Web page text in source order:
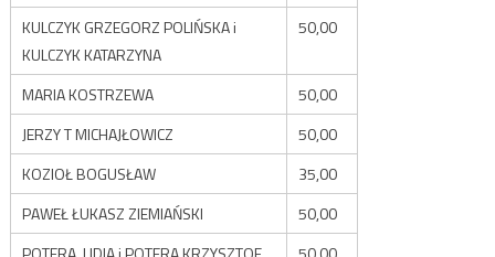
KULCZYK GRZEGORZ POLIŃSKA i
KULCZYK KATARZYNA
50,00
MARIA KOSTRZEWA
50,00
JERZY T MICHAJŁOWICZ
50,00
KOZIOŁ BOGUSŁAW
35,00
PAWEŁ ŁUKASZ ZIEMIAŃSKI
50,00